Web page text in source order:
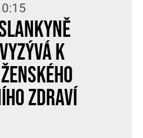
k
zdraví